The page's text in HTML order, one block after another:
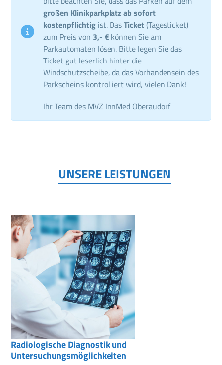
großen Klinikparkplatz ab sofort
kostenpflichtig ist. DasTicket (Tagesticket)
zum Preis von 3,- € können Sie am
Parkautomaten lösen. Bitte legen Sie das
Ticket gut leserlich hinter die
Windschutzscheibe, da das Vorhandensein des
Parkscheins kontrolliert wird, vielen Dank!
Ihr Team des MVZ InnMed Oberaudorf
UNSERE LEISTUNGEN
Radiologische Diagnostik und
Untersuchungsmöglichkeiten